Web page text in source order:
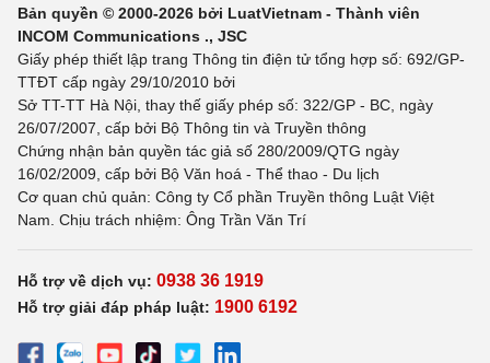
Bản quyền © 2000-2026 bởi LuatVietnam - Thành viên
INCOM Communications ., JSC
Giấy phép thiết lập trang Thông tin điện tử tổng hợp số: 692/GP-
TTĐT cấp ngày 29/10/2010 bởi
Sở TT-TT Hà Nội, thay thế giấy phép số: 322/GP - BC, ngày
26/07/2007, cấp bởi Bộ Thông tin và Truyền thông
Chứng nhận bản quyền tác giả số 280/2009/QTG ngày
16/02/2009, cấp bởi Bộ Văn hoá - Thể thao - Du lịch
Cơ quan chủ quản: Công ty Cổ phần Truyền thông Luật Việt
Nam. Chịu trách nhiệm: Ông Trần Văn Trí
Hỗ trợ về dịch vụ: 0938 36 1919
Hỗ trợ giải đáp pháp luật: 1900 6192